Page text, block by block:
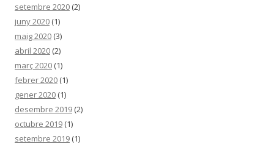
setembre 2020 (2)
juny 2020 (1)
maig 2020 (3)
abril 2020 (2)
març 2020 (1)
febrer 2020 (1)
gener 2020 (1)
desembre 2019 (2)
octubre 2019 (1)
setembre 2019 (1)